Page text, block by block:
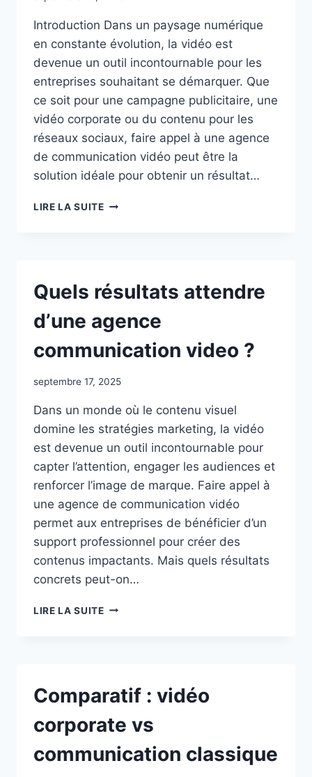
Introduction Dans un paysage numérique
en constante évolution, la vidéo est
devenue un outil incontournable pour les
entreprises souhaitant se démarquer. Que
ce soit pour une campagne publicitaire, une
vidéo corporate ou du contenu pour les
réseaux sociaux, faire appel à une agence
de communication vidéo peut être la
solution idéale pour obtenir un résultat…
LIRE LA SUITEGUIDE
AVEC
AGENCE
COMMUNICATION
VIDEO
Quels résultats attendre
dʼune agence
communication video ?
septembre 17, 2025
Dans un monde où le contenu visuel
domine les stratégies marketing, la vidéo
est devenue un outil incontournable pour
capter l’attention, engager les audiences et
renforcer l’image de marque. Faire appel à
une agence de communication vidéo
permet aux entreprises de bénéficier d’un
support professionnel pour créer des
contenus impactants. Mais quels résultats
concrets peut-on…
LIRE LA SUITEQUELS
VIDEO
Comparatif : vidéo
corporate vs
communication classique